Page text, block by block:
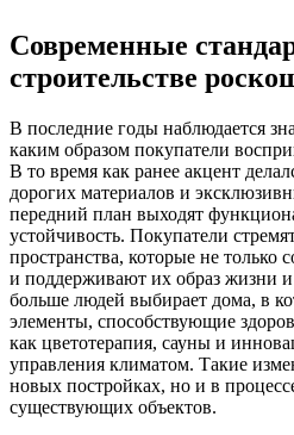
Современные
строительстве
В последние годы наблюдается
каким образом покупатели
В то время как ранее акцент
дорогих материалов и
передний план выходят
устойчивость. Покупатели
пространства, которые не только
и поддерживают их образ жизни
больше людей выбирает дома, в
элементы, способствующие
как цветотерапия, сауны и
управления климатом. Такие
новых постройках, но и в
существующих объектов.